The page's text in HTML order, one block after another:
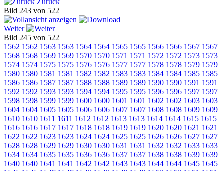
Zurück
Bild 243 von 522
Weiter
Bild 245 von 522
1562 1562 1563 1563 1564 1564 1565 1565 1566 1566 1567 1567
1568 1568 1569 1569 1570 1570 1571 1571 1572 1572 1573 1573
1574 1574 1575 1575 1576 1576 1577 1577 1578 1578 1579 1579
1580 1580 1581 1581 1582 1582 1583 1583 1584 1584 1585 1585
1586 1586 1587 1587 1588 1588 1589 1589 1590 1590 1591 1591
1592 1592 1593 1593 1594 1594 1595 1595 1596 1596 1597 1597
1598 1598 1599 1599 1600 1600 1601 1601 1602 1602 1603 1603
1604 1604 1605 1605 1606 1606 1607 1607 1608 1608 1609 1609
1610 1610 1611 1611 1612 1612 1613 1613 1614 1614 1615 1615
1616 1616 1617 1617 1618 1618 1619 1619 1620 1620 1621 1621
1622 1622 1623 1623 1624 1624 1625 1625 1626 1626 1627 1627
1628 1628 1629 1629 1630 1630 1631 1631 1632 1632 1633 1633
1634 1634 1635 1635 1636 1636 1637 1637 1638 1638 1639 1639
1640 1640 1641 1641 1642 1642 1643 1643 1644 1644 1645 1645